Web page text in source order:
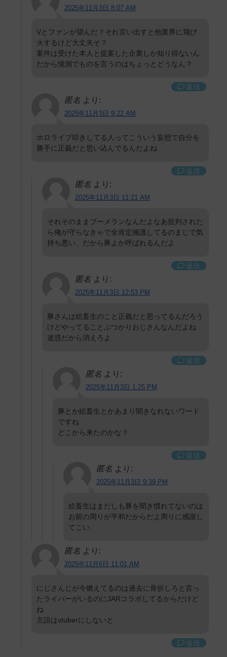
2025年11月3日 8:07 AM
Vとファンが望んだ？それ言い出すと他業界に飛び
火するけど大丈夫そ？
案件は受けた本人と提案した企業しか知り得ないん
だから憶測でものを言うのはちょっとどうなん？
返信
匿名 より:
2025年11月3日 9:22 AM
ホロライブ叩きしてる人ってこういう妄想で自分を
勝手に正義だと思い込んでるんだよね
返信
匿名 より:
2025年11月3日 11:21 AM
それそのままブーメランなんだよなあ批判された
ら俺が守らなきゃで全肯定擁護してるのまじで気
持ち悪い、だから豚よか呼ばれるんだよ
返信
匿名 より:
2025年11月3日 12:53 PM
豚さんは絵畜生のこと正義だと思ってるんだろう
けどやってることぶつかりおじさんなんだよね
迷惑だから消えろよ
返信
匿名 より:
2025年11月3日 1:25 PM
豚とか絵畜生とかあまり聞きなれないワード
ですね
どこから来たのかな？
返信
匿名 より:
2025年11月3日 9:39 PM
絵畜生はまだしも豚を聞き慣れてないのは
お前の周りが平和だからだよ周りに感謝し
てこい
匿名 より:
2025年11月6日 11:01 AM
にじさんじが今燃えてるのは過去に骨折しろと言っ
たライバーがいるのにJARコラボしてるからだけど
ね
主語はvtuberにしないと
返信